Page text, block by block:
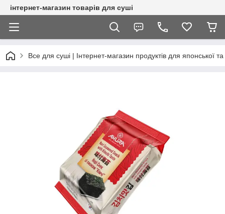
інтернет-магазин товарів для суші
Все для суші | Інтернет-магазин продуктів для японської та